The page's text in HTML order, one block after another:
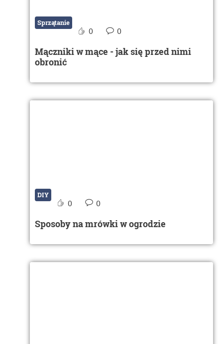
Sprzątanie
0 0
Mączniki w mące - jak się przed nimi
obronić
DIY
0 0
Sposoby na mrówki w ogrodzie